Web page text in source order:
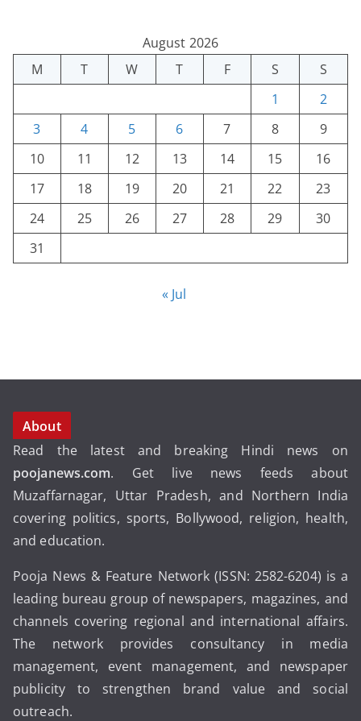
August 2026
M
T W T F S
S
1
2
3
4 5 6 7 8
9
10
11 12 13 14 15
16
17
18 19 20 21 22
23
24
25 26 27 28 29
30
31
« Jul
About
Read the latest and breaking Hindi news on
poojanews.com. Get live news feeds about
Muzaffarnagar, Uttar Pradesh, and Northern India
covering politics, sports, Bollywood, religion, health,
and education.
Pooja News & Feature Network (ISSN: 2582-6204) is a
leading bureau group of newspapers, magazines, and
channels covering regional and international affairs.
The network provides consultancy in media
management, event management, and newspaper
publicity to strengthen brand value and social
outreach.